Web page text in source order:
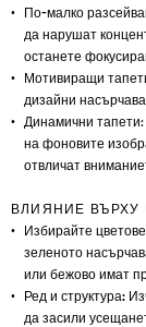
По-малко
да нарушат
останете
Мотивиращи
дизайни
Динамични тапети
на фоновите
отвличат
ВЛИЯНИЕ ВЪРХУ
Избирайте
зеленото
или бежово имат
Ред и структура:
да засили